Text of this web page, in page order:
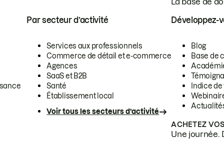
Par secteur d’activité
Services aux professionnels
Commerce de détail et e-commerce
Agences
SaaS et B2B
Santé
Établissement local
Voir tous les secteurs d’activité
Développez-
Blog
Base de
Indice
ACHETEZ
Une journée.